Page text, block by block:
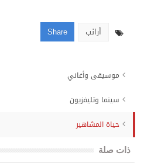
أرانب Share
موسيقى وأغاني
سينما وتليفزيون
حياة المشاهير
ذات صلة